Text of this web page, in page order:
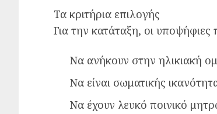
Τα κριτήρια επιλογής
Για την κατάταξη, οι
Να ανήκουν στην ηλικιακή
Να είναι σωματικής
Να έχουν λευκό ποινικό